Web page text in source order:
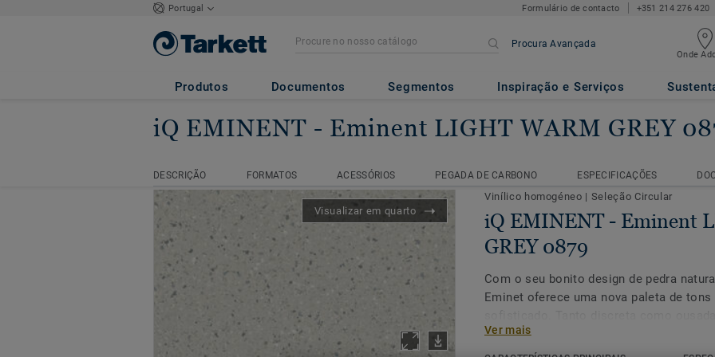
Portugal Formulário de contacto +351 214 276 420
Procura Avançada
Onde
Produtos Documentos Segmentos Inspiração e Serviços
iQ EMINENT - Eminent LIGHT WARM GREY
DESCRIÇÃO FORMATOS ACESSÓRIOS PEGADA DE CARBONO ESPECIFICAÇÕES
Página inicial Vinílico homogéneo iQ EMINENT Eminent LIGHT WARM GREY 0879
Visualizar em quarto
Vinílico homogéneo | Seleção Circular
iQ EMINENT - Eminent
GREY 0879
Com o seu bonito design de pedra
Eminet oferece uma nova paleta de
design biofílico e permite acriação de
em mente. Como parte da gama iQ,
Ver mais